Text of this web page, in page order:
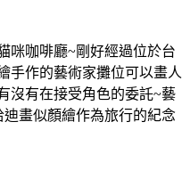
咪咖啡廳~剛好經過位於台
手作的藝術家攤位可以畫人
沒有在接受角色的委託~藝
畫似顏繪作為旅行的紀念